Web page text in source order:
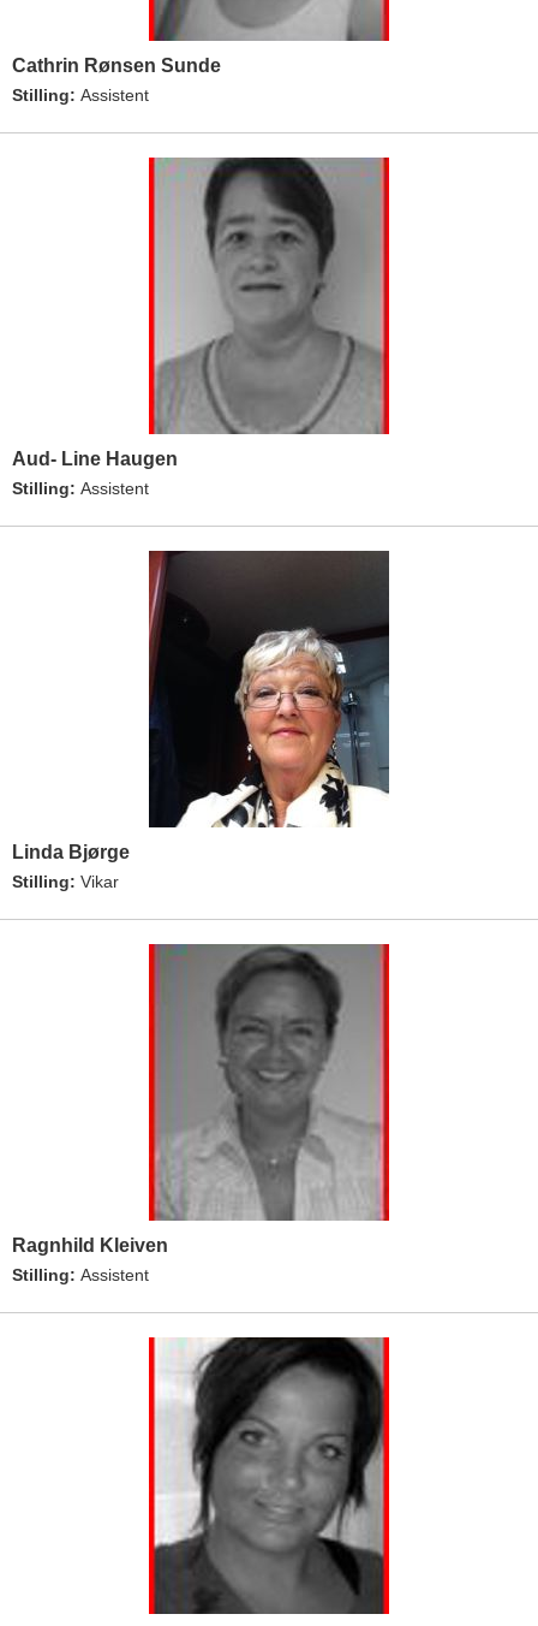
Cathrin Rønsen Sunde
Stilling: Assistent
Aud- Line Haugen
Stilling: Assistent
Linda Bjørge
Stilling: Vikar
Ragnhild Kleiven
Stilling: Assistent